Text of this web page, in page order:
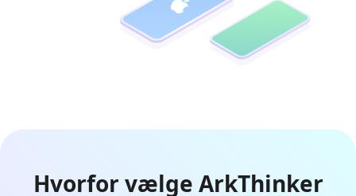
Hvorfor vælge ArkThinker